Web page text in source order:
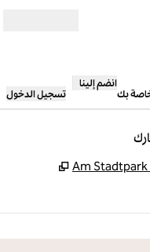
بك
انضم إلينا
تسجيل الدخول
Am Stadtpark
1
/
14